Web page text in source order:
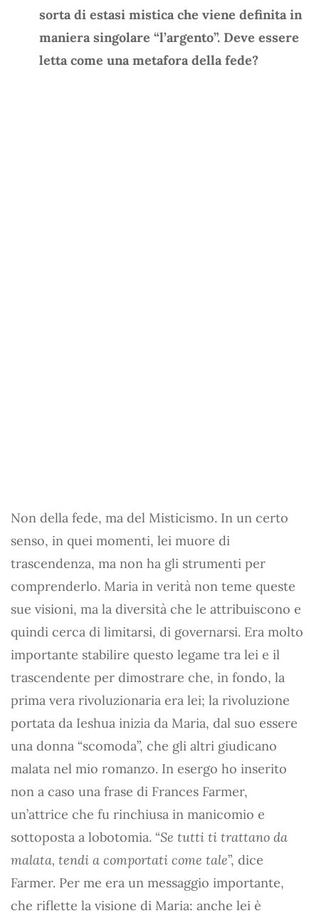
sorta di estasi mistica che viene definita in
maniera singolare “l’argento”. Deve essere
letta come una metafora della fede?
Non della fede, ma del Misticismo. In un certo
senso, in quei momenti, lei muore di
trascendenza, ma non ha gli strumenti per
comprenderlo. Maria in verità non teme queste
sue visioni, ma la diversità che le attribuiscono e
quindi cerca di limitarsi, di governarsi. Era molto
importante stabilire questo legame tra lei e il
trascendente per dimostrare che, in fondo, la
prima vera rivoluzionaria era lei; la rivoluzione
portata da Ieshua inizia da Maria, dal suo essere
una donna “scomoda”, che gli altri giudicano
malata nel mio romanzo. In esergo ho inserito
non a caso una frase di Frances Farmer,
un’attrice che fu rinchiusa in manicomio e
sottoposta a lobotomia. “Se tutti ti trattano da
malata, tendi a comportati come tale”, dice
Farmer. Per me era un messaggio importante,
che riflette la visione di Maria: anche lei è